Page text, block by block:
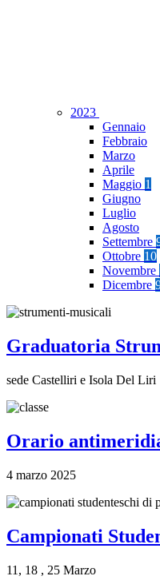
2023
Gennaio
Febbraio
Marzo
Aprile
Maggio 1
Giugno
Luglio
Agosto
Settembre
Ottobre 10
Novembre
Dicembre
Graduatoria
sede Castelliri e Isola Del Liri
Orario
4 marzo 2025
Campionati
11, 18 , 25 Marzo